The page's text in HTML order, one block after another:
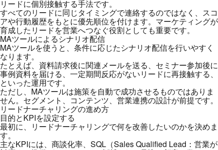
リードに個別接触する手法です。
すべてのリードに同じタイミングで連絡するのではなく、スコ
アや行動履歴をもとに優先順位を付けます。マーケティングが
育成したリードを営業へつなぐ役割としても重要です。
MAツールによるシナリオ配信
MAツールを使うと、条件に応じたシナリオ配信を行いやすく
なります。
たとえば、資料請求後に関連メールを送る、セミナー参加後に
事例資料を届ける、一定期間反応がないリードに再接触する、
といった運用です。
ただし、MAツールは施策を自動で成功させるものではありま
せん。セグメント、コンテンツ、営業連携の設計が前提です。
リードナーチャリングの進め方
目的とKPIを設定する
最初に、リードナーチャリングで何を改善したいのかを決めま
す。
主なKPIには、商談化率、SQL（Sales Qualified Lead：営業が